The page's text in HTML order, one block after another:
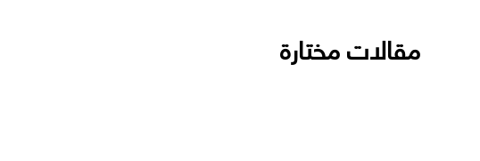
مقالات مختارة